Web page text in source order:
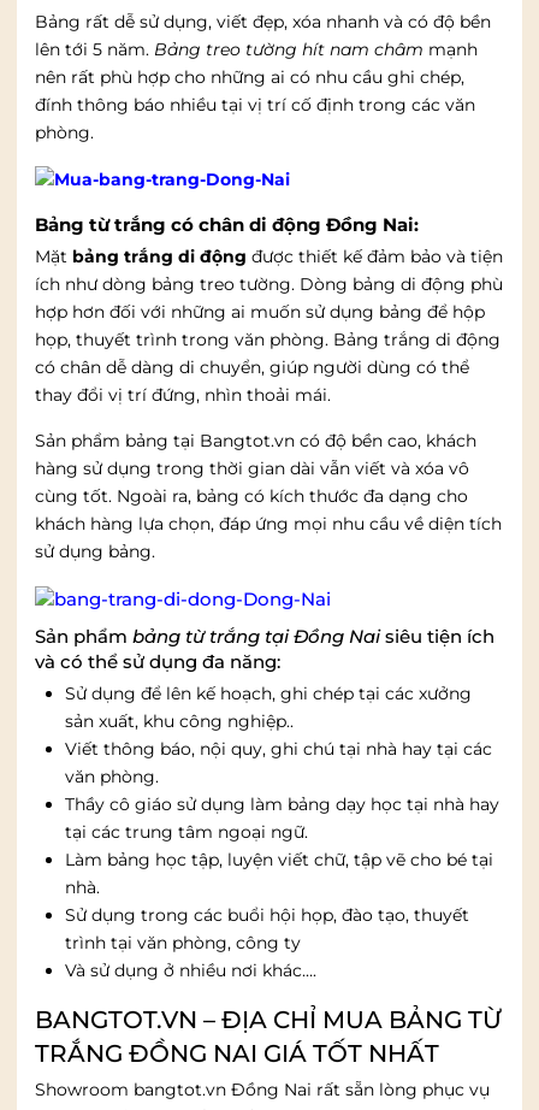
Bảng rất dễ sử dụng, viết đẹp, xóa nhanh và có độ bền
lên tới 5 năm. Bảng treo tường hít nam châm mạnh
nên rất phù hợp cho những ai có nhu cầu ghi chép,
đính thông báo nhiều tại vị trí cố định trong các văn
phòng.
Bảng từ trắng có chân di động Đồng Nai:
Mặt bảng trắng di động được thiết kế đảm bảo và tiện
ích như dòng bảng treo tường. Dòng bảng di động phù
hợp hơn đối với những ai muốn sử dụng bảng để hộp
họp, thuyết trình trong văn phòng. Bảng trắng di động
có chân dễ dàng di chuyển, giúp người dùng có thể
thay đổi vị trí đứng, nhìn thoải mái.
Sản phẩm bảng tại Bangtot.vn có độ bền cao, khách
hàng sử dụng trong thời gian dài vẫn viết và xóa vô
cùng tốt. Ngoài ra, bảng có kích thước đa dạng cho
khách hàng lựa chọn, đáp ứng mọi nhu cầu về diện tích
sử dụng bảng.
Sản phẩm bảng từ trắng tại Đồng Naisiêu tiện ích
và có thể sử dụng đa năng:
Sử dụng để lên kế hoạch, ghi chép tại các xưởng
sản xuất, khu công nghiệp..
Viết thông báo, nội quy, ghi chú tại nhà hay tại các
văn phòng.
Thầy cô giáo sử dụng làm bảng dạy học tại nhà hay
tại các trung tâm ngoại ngữ.
Làm bảng học tập, luyện viết chữ, tập vẽ cho bé tại
nhà.
Sử dụng trong các buổi hội họp, đào tạo, thuyết
trình tại văn phòng, công ty
Và sử dụng ở nhiều nơi khác….
BANGTOT.VN – ĐỊA CHỈ MUA BẢNG TỪ
TRẮNG ĐỒNG NAI GIÁ TỐT NHẤT
Showroom bangtot.vn Đồng Nai rất sẵn lòng phục vụ